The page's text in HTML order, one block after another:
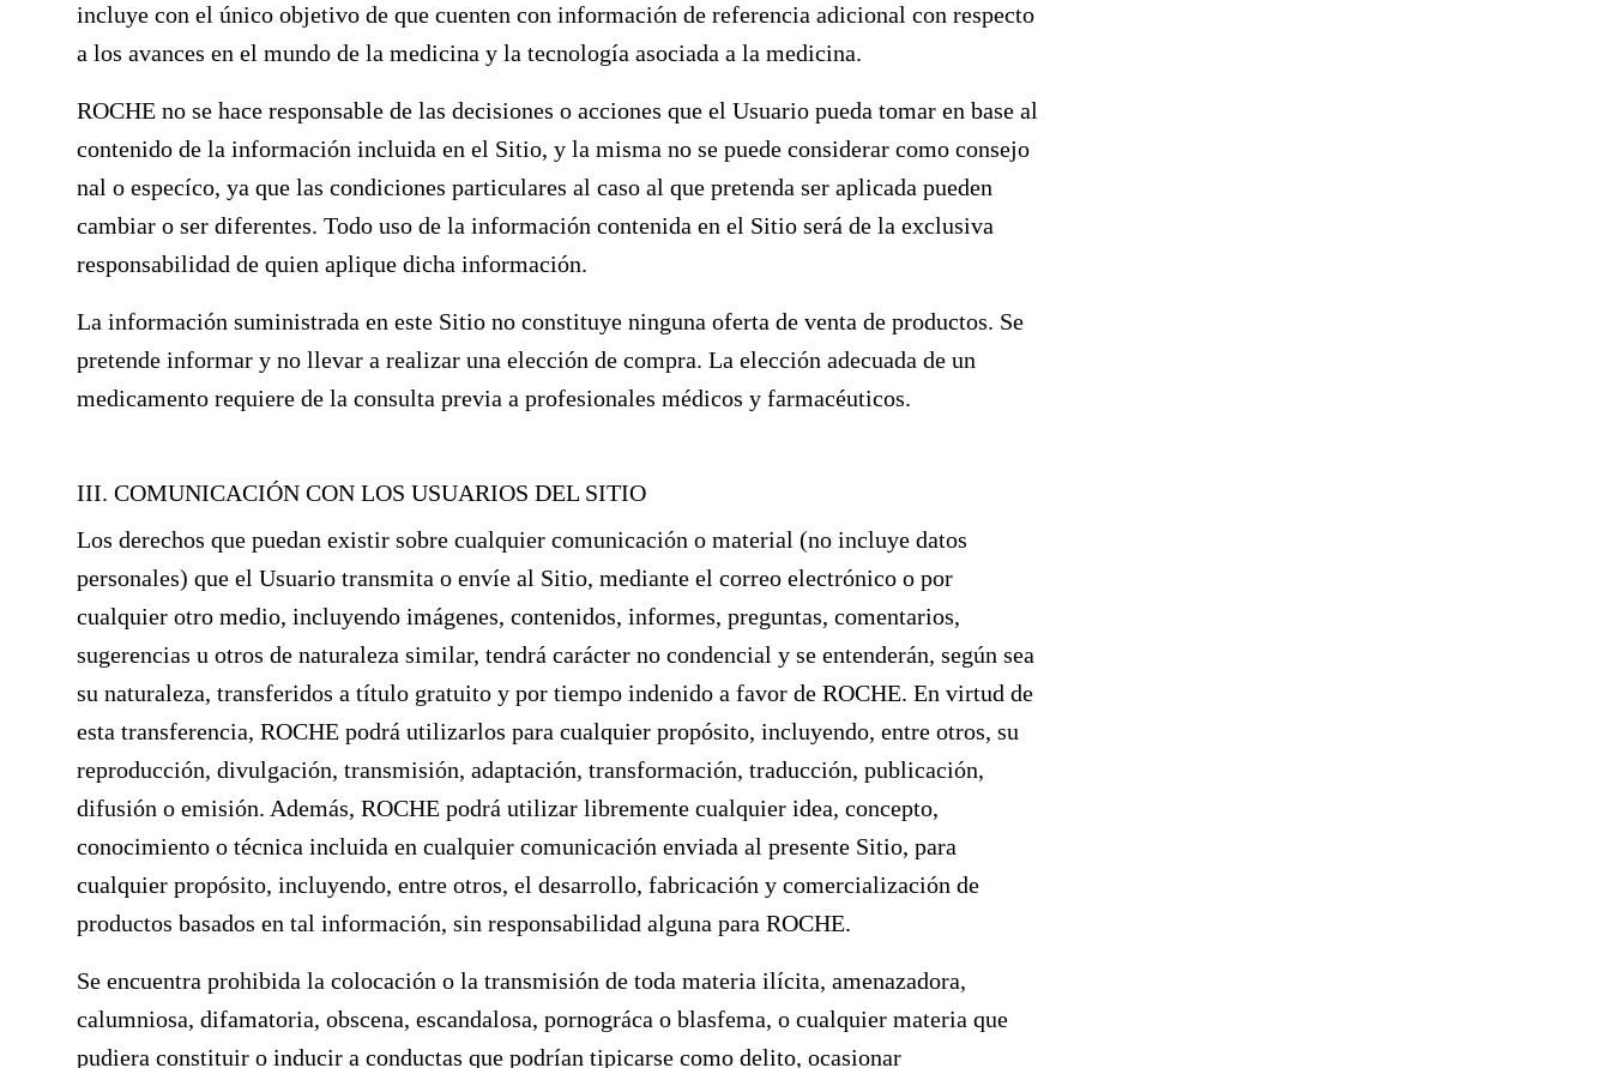
incluye con el único objetivo de que cuenten con información de referencia adicional con respecto
a los avances en el mundo de la medicina y la tecnología asociada a la medicina.
ROCHE no se hace responsable de las decisiones o acciones que el Usuario pueda tomar en base al
contenido de la información incluida en el Sitio, y la misma no se puede considerar como consejo
nal o especíco, ya que las condiciones particulares al caso al que pretenda ser aplicada pueden
cambiar o ser diferentes. Todo uso de la información contenida en el Sitio será de la exclusiva
responsabilidad de quien aplique dicha información.
La información suministrada en este Sitio no constituye ninguna oferta de venta de productos. Se
pretende informar y no llevar a realizar una elección de compra. La elección adecuada de un
medicamento requiere de la consulta previa a profesionales médicos y farmacéuticos.
III. COMUNICACIÓN CON LOS USUARIOS DEL SITIO
Los derechos que puedan existir sobre cualquier comunicación o material (no incluye datos
personales) que el Usuario transmita o envíe al Sitio, mediante el correo electrónico o por
cualquier otro medio, incluyendo imágenes, contenidos, informes, preguntas, comentarios,
sugerencias u otros de naturaleza similar, tendrá carácter no condencial y se entenderán, según sea
su naturaleza, transferidos a título gratuito y por tiempo indenido a favor de ROCHE. En virtud de
esta transferencia, ROCHE podrá utilizarlos para cualquier propósito, incluyendo, entre otros, su
reproducción, divulgación, transmisión, adaptación, transformación, traducción, publicación,
difusión o emisión. Además, ROCHE podrá utilizar libremente cualquier idea, concepto,
conocimiento o técnica incluida en cualquier comunicación enviada al presente Sitio, para
cualquier propósito, incluyendo, entre otros, el desarrollo, fabricación y comercialización de
productos basados en tal información, sin responsabilidad alguna para ROCHE.
Se encuentra prohibida la colocación o la transmisión de toda materia ilícita, amenazadora,
calumniosa, difamatoria, obscena, escandalosa, pornográca o blasfema, o cualquier materia que
pudiera constituir o inducir a conductas que podrían tipicarse como delito, ocasionar